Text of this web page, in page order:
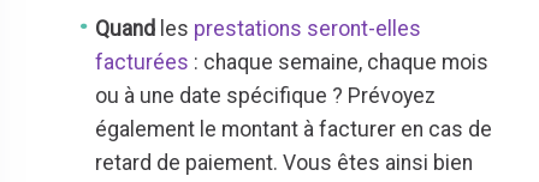
Quand les prestations seront-elles
facturées : chaque semaine, chaque mois
ou à une date spécifique ? Prévoyez
également le montant à facturer en cas de
retard de paiement. Vous êtes ainsi bien